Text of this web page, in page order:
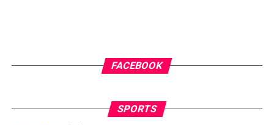
FACEBOOK
SPORTS